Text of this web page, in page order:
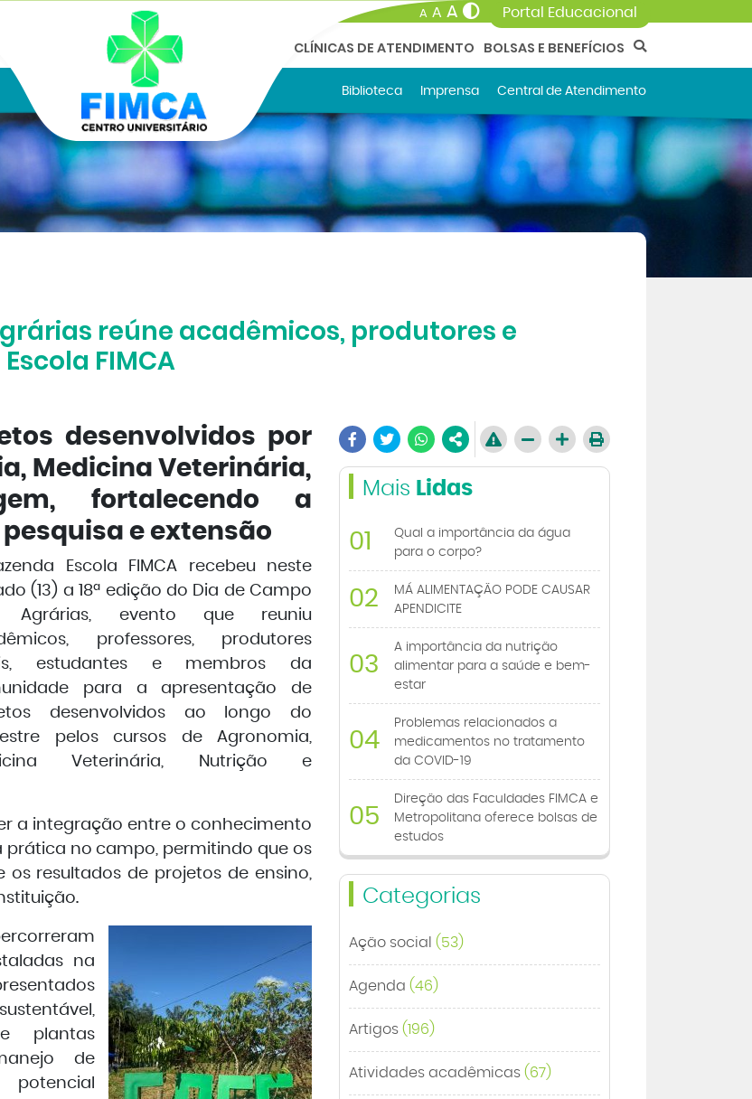
A A A Portal Educacional
CLÍNICAS DE ATENDIMENTO BOLSAS E BENEFÍCIOS
Biblioteca Imprensa Central de Atendimento
reúne acadêmicos, produtores e
FIMCA
desenvolvidos por
Medicina Veterinária,
fortalecendo a
e extensão
Escola FIMCA recebeu neste
(13) a 18ª edição do Dia de Campo
Agrárias, evento que reuniu
professores, produtores
estudantes e membros da
para a apresentação de
desenvolvidos ao longo do
pelos cursos de Agronomia,
Veterinária, Nutrição e
a integração entre o conhecimento
prática no campo, permitindo que os
resultados de projetos de ensino,
na
plantas
de
Mais Lidas
01
Qual a importância da água
para o corpo?
02
MÁ ALIMENTAÇÃO PODE CAUSAR
APENDICITE
03
A importância da nutrição
alimentar para a saúde e bem-
estar
04
Problemas relacionados a
medicamentos no tratamento
da COVID-19
05
Direção das Faculdades FIMCA e
Metropolitana oferece bolsas de
estudos
Categorias
Ação social (53)
Agenda (46)
Artigos (196)
Atividades acadêmicas (67)